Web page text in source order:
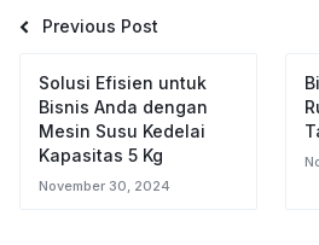
Previous Post
Solusi Efisien untuk
Bisnis Anda dengan
Mesin Susu Kedelai
Kapasitas 5 Kg
November 30, 2024